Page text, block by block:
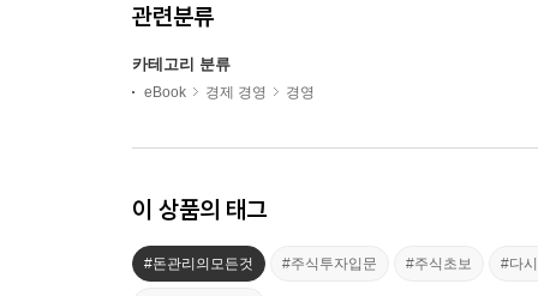
관련분류
카테고리 분류
eBook 경제 경영 경영
이 상품의 태그
#돈관리의모든것 #주식투자입문 #주식초보 #다